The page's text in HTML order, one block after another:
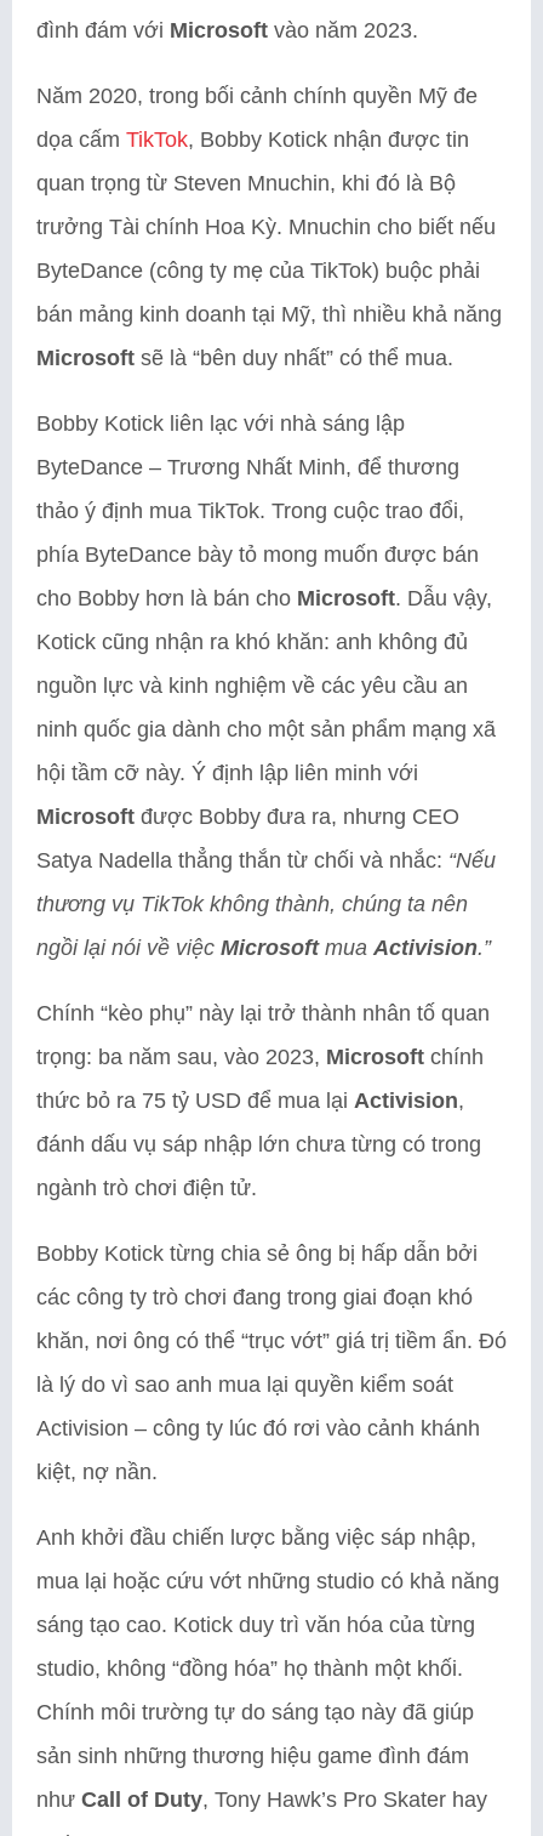
đình đám với Microsoft vào năm 2023.
Năm 2020, trong bối cảnh chính quyền Mỹ đe
dọa cấm TikTok, Bobby Kotick nhận được tin
quan trọng từ Steven Mnuchin, khi đó là Bộ
trưởng Tài chính Hoa Kỳ. Mnuchin cho biết nếu
ByteDance (công ty mẹ của TikTok) buộc phải
bán mảng kinh doanh tại Mỹ, thì nhiều khả năng
Microsoft sẽ là “bên duy nhất” có thể mua.
Bobby Kotick liên lạc với nhà sáng lập
ByteDance – Trương Nhất Minh, để thương
thảo ý định mua TikTok. Trong cuộc trao đổi,
phía ByteDance bày tỏ mong muốn được bán
cho Bobby hơn là bán cho Microsoft. Dẫu vậy,
Kotick cũng nhận ra khó khăn: anh không đủ
nguồn lực và kinh nghiệm về các yêu cầu an
ninh quốc gia dành cho một sản phẩm mạng xã
hội tầm cỡ này. Ý định lập liên minh với
Microsoft được Bobby đưa ra, nhưng CEO
Satya Nadella thẳng thắn từ chối và nhắc: “Nếu
thương vụ TikTok không thành, chúng ta nên
ngồi lại nói về việc Microsoftmua Activision.”
Chính “kèo phụ” này lại trở thành nhân tố quan
trọng: ba năm sau, vào 2023, Microsoft chính
thức bỏ ra 75 tỷ USD để mua lại Activision,
đánh dấu vụ sáp nhập lớn chưa từng có trong
ngành trò chơi điện tử.
Bobby Kotick từng chia sẻ ông bị hấp dẫn bởi
các công ty trò chơi đang trong giai đoạn khó
khăn, nơi ông có thể “trục vớt” giá trị tiềm ẩn. Đó
là lý do vì sao anh mua lại quyền kiểm soát
Activision – công ty lúc đó rơi vào cảnh khánh
kiệt, nợ nần.
Anh khởi đầu chiến lược bằng việc sáp nhập,
mua lại hoặc cứu vớt những studio có khả năng
sáng tạo cao. Kotick duy trì văn hóa của từng
studio, không “đồng hóa” họ thành một khối.
Chính môi trường tự do sáng tạo này đã giúp
sản sinh những thương hiệu game đình đám
như Call of Duty, Tony Hawk’s Pro Skater hay